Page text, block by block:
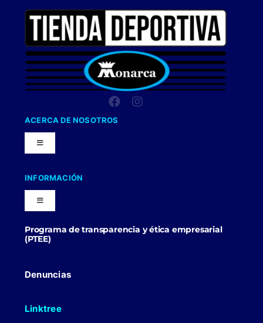
ACERCA DE NOSOTROS
Toggle
Navigation
Nuestra Compañia
Trabaja con nosotros
INFORMACIÓN
Toggle
Navigation
Blog
Politicas Comerciales
Programa de transparencia y ética empresarial
(PTEE)
Denuncias
Linktree